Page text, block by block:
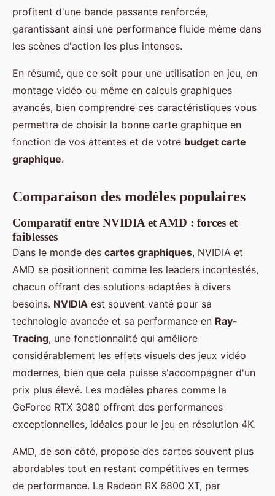
profitent d'une bande passante renforcée,
garantissant ainsi une performance fluide même dans
les scènes d'action les plus intenses.
En résumé, que ce soit pour une utilisation en jeu, en
montage vidéo ou même en calculs graphiques
avancés, bien comprendre ces caractéristiques vous
permettra de choisir la bonne carte graphique en
fonction de vos attentes et de votre budget carte
graphique.
Comparaison des modèles populaires
Comparatif entre NVIDIA et AMD : forces et
faiblesses
Dans le monde des cartes graphiques, NVIDIA et
AMD se positionnent comme les leaders incontestés,
chacun offrant des solutions adaptées à divers
besoins. NVIDIA est souvent vanté pour sa
technologie avancée et sa performance en Ray-
Tracing, une fonctionnalité qui améliore
considérablement les effets visuels des jeux vidéo
modernes, bien que cela puisse s'accompagner d'un
prix plus élevé. Les modèles phares comme la
GeForce RTX 3080 offrent des performances
exceptionnelles, idéales pour le jeu en résolution 4K.
AMD, de son côté, propose des cartes souvent plus
abordables tout en restant compétitives en termes
de performance. La Radeon RX 6800 XT, par